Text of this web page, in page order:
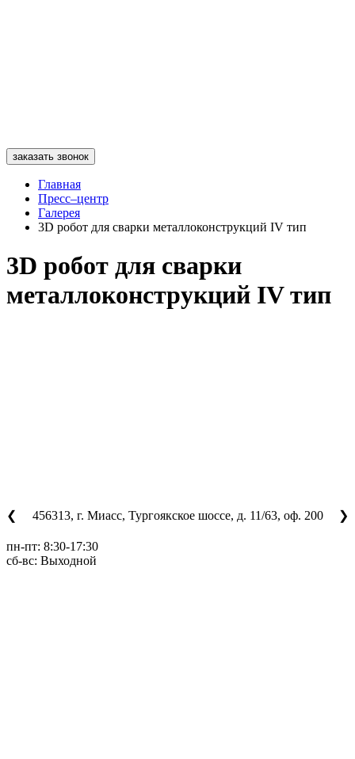
заказать звонок
Главная
Пресс–центр
Галерея
3D робот для сварки металлоконструкций IV тип
3D робот для сварки
металлоконструкций IV тип
❮ 456313, г. Миасс, Тургоякское шоссе, д. 11/63, оф. 200 ❯
пн-пт: 8:30-17:30
сб-вс: Выходной